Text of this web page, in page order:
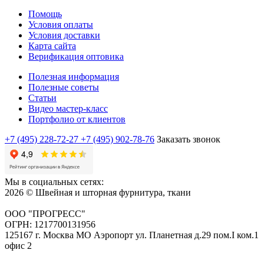
Помощь
Условия оплаты
Условия доставки
Карта сайта
Верификация оптовика
Полезная информация
Полезные советы
Статьи
Видео мастер-класс
Портфолио от клиентов
+7 (495) 228-72-27 +7 (495) 902-78-76 Заказать звонок
Мы в социальных сетях:
2026 © Швейная и шторная фурнитура, ткани
ООО "ПРОГРЕСС"
ОГРН: 1217700131956
125167 г. Москва МО Аэропорт ул. Планетная д.29 пом.I ком.1
офис 2